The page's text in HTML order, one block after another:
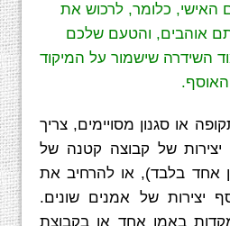
האישי, כלומר, לרכוש את
אוהבים, והטעם שלכם
השידרה שישמור על המיקוד
או סגנון מסויימים, צריך
של קבוצה קטנה של
אחד בלבד), או להרחיב את
יצירות של אמנים שונים.
באמן אחד או בקבוצת